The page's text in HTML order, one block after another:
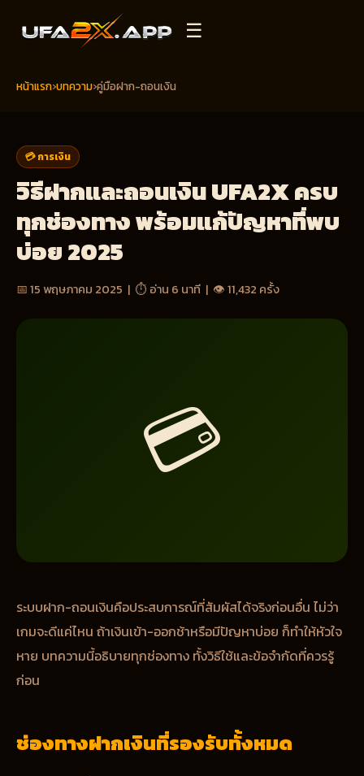
☰
หน้าแรก›บทความ›คู่มือฝาก-ถอนเงิน
💳 การเงิน
วิธีฝากและถอนเงิน UFA2X ครบ
ทุกช่องทาง พร้อมแก้ปัญหาที่พบ
บ่อย 2025
📅 15 พฤษภาคม 2025 | ⏱ อ่าน 6 นาที | 👁 11,432 ครั้ง
💳
ระบบฝาก-ถอนเงินคือประสบการณ์ที่สัมผัสได้จริงก่อนอื่น ไม่ว่า
เกมจะดีแค่ไหน ถ้าเงินเข้า-ออกช้าหรือมีปัญหาบ่อย ก็ทำให้หัวใจ
หาย บทความนี้อธิบายทุกช่องทาง ทั้งวิธีใช้และข้อจำกัดที่ควรรู้
ก่อน
ช่องทางฝากเงินที่รองรับทั้งหมด